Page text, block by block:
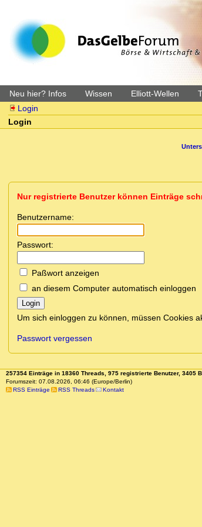
Neu hier? Infos Wissen Elliott-Wellen
Login
Login
Nur registrierte Benutzer können Einträge
Benutzername:
Passwort:
Paßwort anzeigen
an diesem Computer automatisch einloggen
Login
Um sich einloggen zu können, müssen Cookies
Passwort vergessen
257354 Einträge in 18360 Threads, 975 registrierte Benutzer, 3405
Forumszeit: 07.08.2026, 06:46 (Europe/Berlin)
RSS Einträge
RSS Threads Kontakt